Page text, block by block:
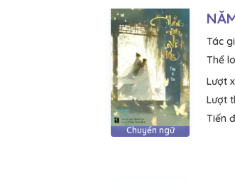
Chuyển ngữ
Tác
Thể
Lượt
Lượt
Tiến